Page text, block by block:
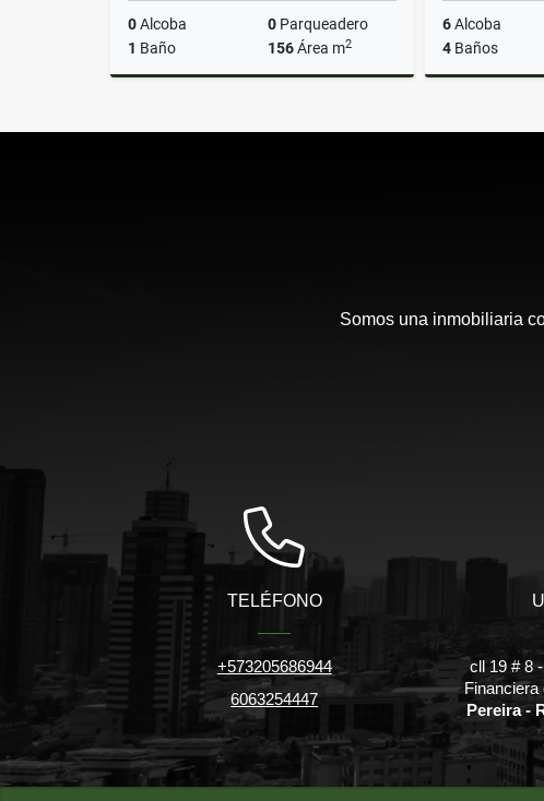
0Alcoba 0 Parqueadero
1 Baño 156Área m2
$9.000.000
6Alcoba
4 Baños
Somos una inmobiliaria
TELÉFONO
+573205686944
6063254447
cll 19 # 8
Pereira -